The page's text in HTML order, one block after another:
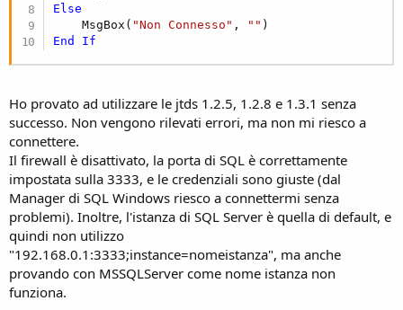
Else
    MsgBox(
"Non Connesso" , ""
End
If
Ho provato ad utilizzare le jtds 1.2.5, 1.2.8 e 1.3.1 senza
successo. Non vengono rilevati errori, ma non mi riesco a
connettere.
Il firewall è disattivato, la porta di SQL è correttamente
impostata sulla 3333, e le credenziali sono giuste (dal
Manager di SQL Windows riesco a connettermi senza
problemi). Inoltre, l'istanza di SQL Server è quella di default, e
quindi non utilizzo
"192.168.0.1:3333;instance=nomeistanza", ma anche
provando con MSSQLServer come nome istanza non
funziona.